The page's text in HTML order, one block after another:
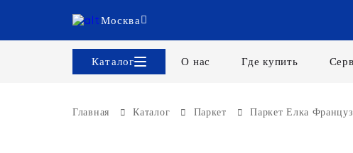
Москва
Каталог О нас Где купить
Главная Каталог Паркет Паркет Елка